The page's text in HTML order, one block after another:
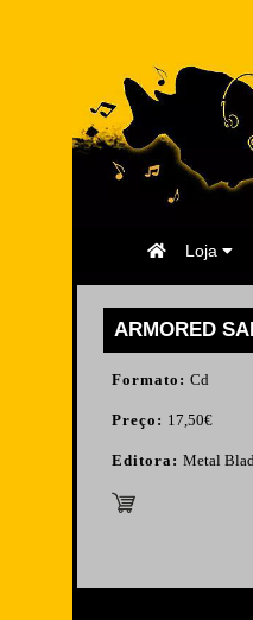
Loja
Página
ARMORED
Formato: Cd
Preço: 17,50€
Editora: Metal